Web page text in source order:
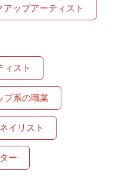
アップアーティスト
ィスト
プ系の職業
ネイリスト
ー